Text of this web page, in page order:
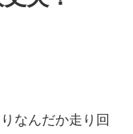
なんだか走り回